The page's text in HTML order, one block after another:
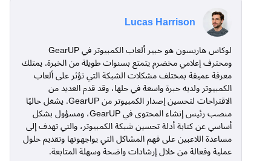
Lucas Harrison
لوكاس هاريسون هو خبير ألعاب الكمبيوتر في GearUP
ومحترف إعلامي مخضرم يتمتع بسنوات طويلة من الخبرة. يمتلك
معرفة عميقة بمختلف مشكلات الشبكة التي تؤثر على ألعاب
الكمبيوتر ولديه خبرة واسعة في حلها، وقد قدم العديد من
الاقتراحات لتحسين إصدار الكمبيوتر من GearUP. يشغل حاليًا
منصب رئيس إنشاء المحتوى في GearUP، ومسؤول بشكل
أساسي عن كتابة أدلة تحسين شبكة الكمبيوتر، والتي تهدف إلى
مساعدة اللاعبين على فهم المشاكل التي يواجهونها وتقديم حلول
عملية وفعالة من خلال إرشادات واضحة وسهلة المتابعة.